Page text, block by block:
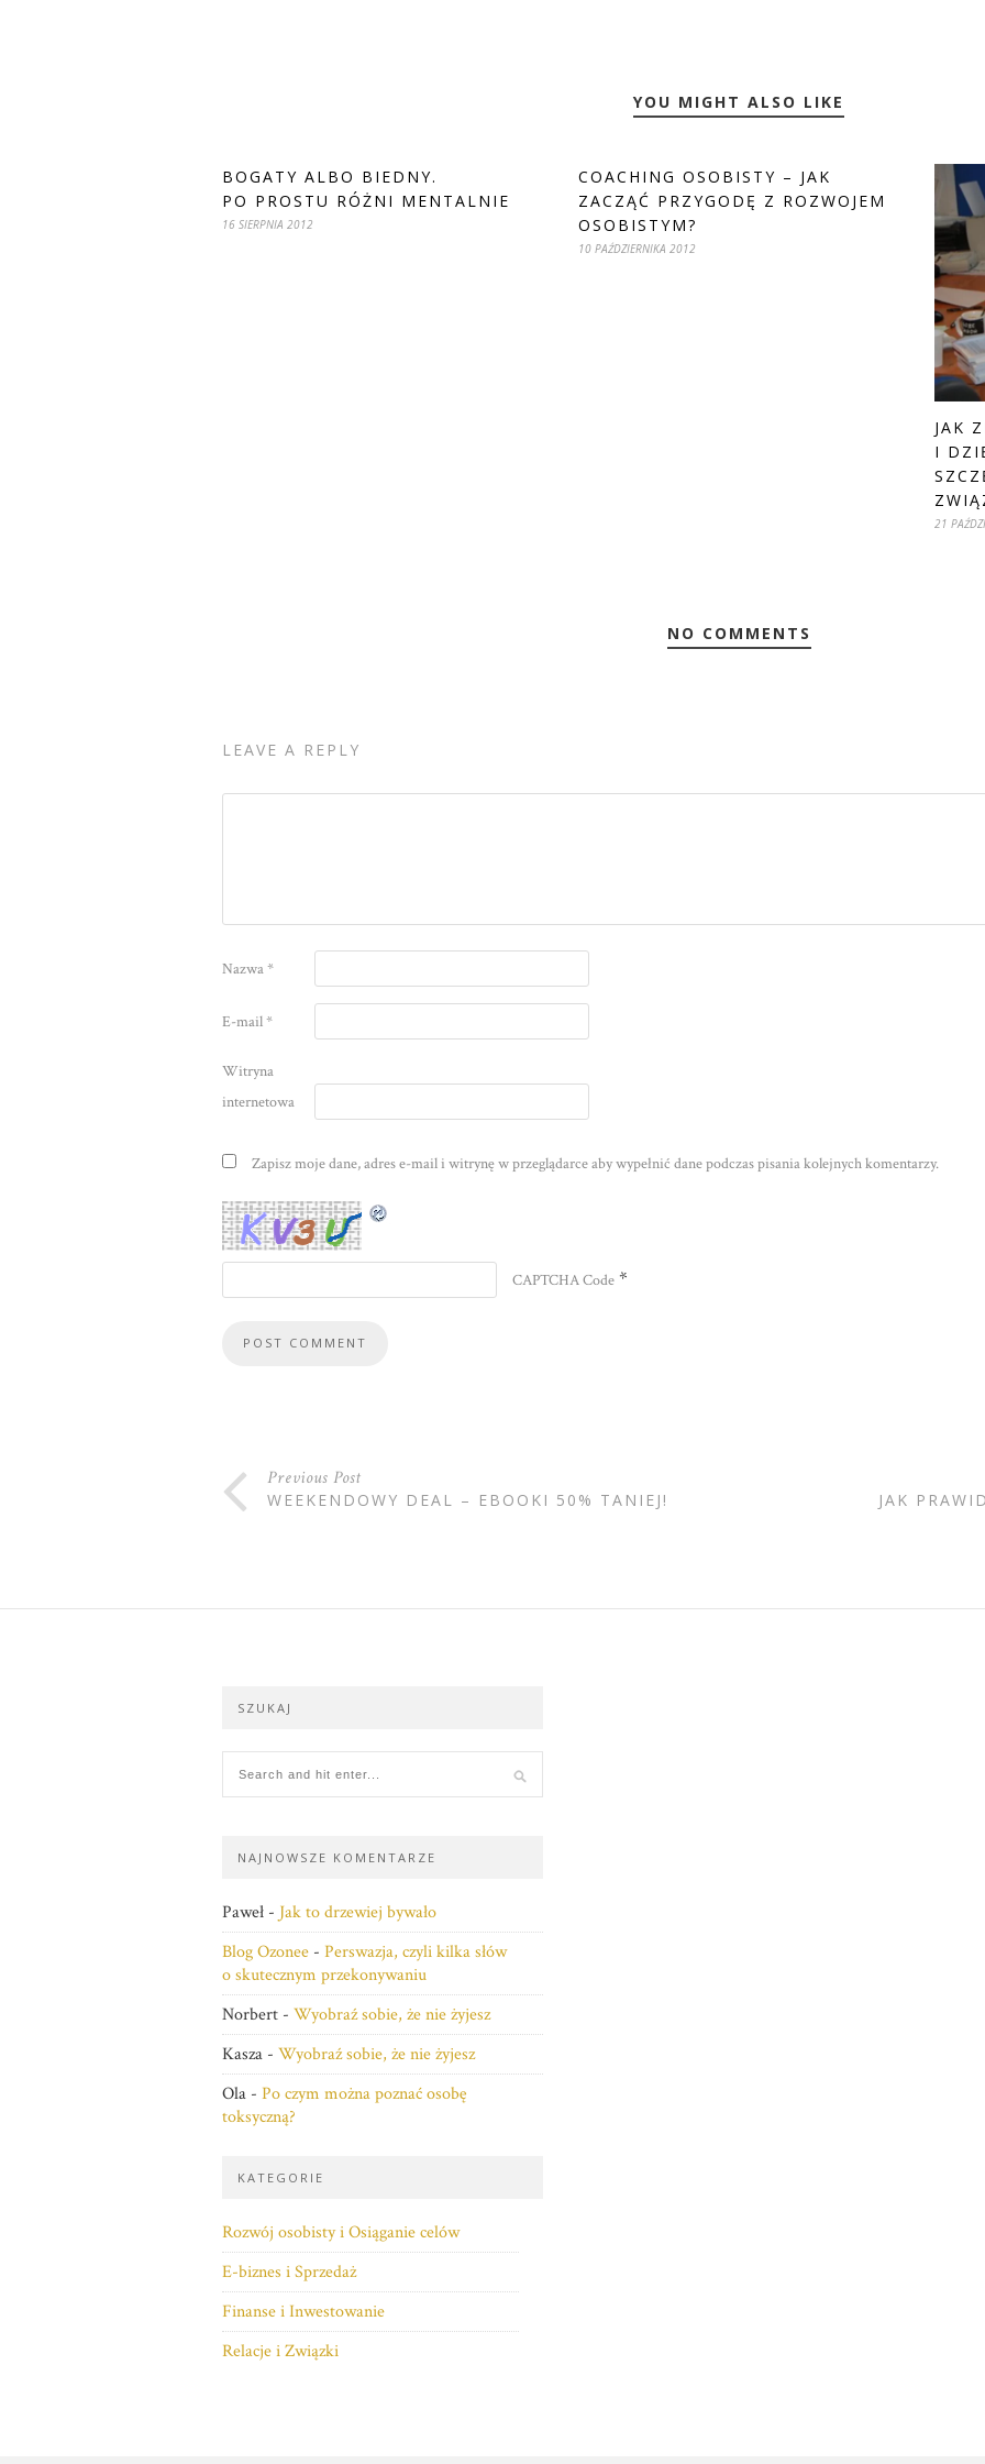
YOU MIGHT ALSO LIKE
BOGATY ALBO BIEDNY.
PO PROSTU RÓŻNI MENTALNIE
16 SIERPNIA 2012
COACHING OSOBISTY – JAK
ZACZĄĆ PRZYGODĘ Z ROZWOJEM
OSOBISTYM?
10 PAŹDZIERNIKA 2012
JAK
I
21
NO COMMENTS
LEAVE A REPLY
Nazwa*
E-mail*
Witryna
internetowa
Zapisz moje dane, adres e-mail i witrynę w przeglądarce aby wypełnić dane podczas pisania kolejnych komentarzy.
CAPTCHA Code *
Previous Post
WEEKENDOWY DEAL – EBOOKI 50% TANIEJ!
JAK
SZUKAJ
NAJNOWSZE KOMENTARZE
Paweł - Jak to drzewiej bywało
Blog Ozonee - Perswazja, czyli kilka słów
o skutecznym przekonywaniu
Norbert - Wyobraź sobie, że nie żyjesz
Kasza - Wyobraź sobie, że nie żyjesz
Ola - Po czym można poznać osobę
toksyczną?
KATEGORIE
Rozwój osobisty i Osiąganie celów
E-biznes i Sprzedaż
Finanse i Inwestowanie
Relacje i Związki